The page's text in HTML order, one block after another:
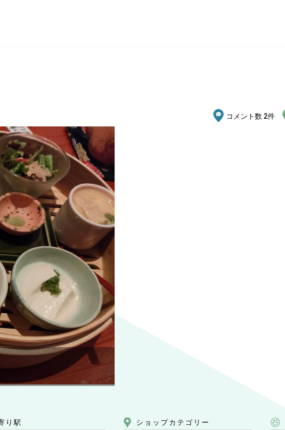
コメント数 2件
り駅 ショップカテゴリー